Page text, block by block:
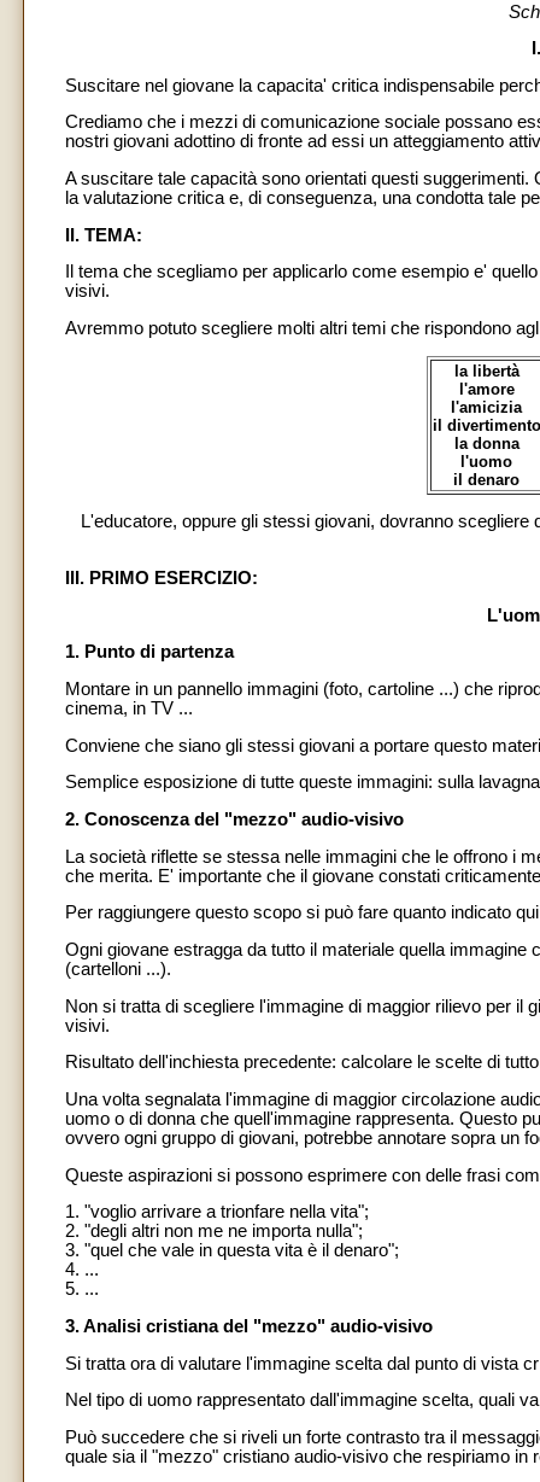
Suscitare nel giovane la capacita' critica indispensabile
Crediamo che i mezzi di comunicazione sociale possano
nostri giovani adottino di fronte ad essi un atteggiamento
A suscitare tale capacità sono orientati questi
la valutazione critica e, di conseguenza, una condotta tale
II. TEMA:
Il tema che scegliamo per applicarlo come esempio e'
visivi.
Avremmo potuto scegliere molti altri temi che rispondono
la libertà
l'amore
l'amicizia
il divertimento
la donna
l'uomo
il denaro
L'educatore, oppure gli stessi giovani, dovranno
III. PRIMO ESERCIZIO:
1. Punto di partenza
Montare in un pannello immagini (foto, cartoline ...) che
cinema, in TV ...
Conviene che siano gli stessi giovani a portare questo
Semplice esposizione di tutte queste immagini: sulla
2. Conoscenza del "mezzo" audio-visivo
La società riflette se stessa nelle immagini che le offrono i
che merita. E' importante che il giovane constati
Per raggiungere questo scopo si può fare quanto indicato
Ogni giovane estragga da tutto il materiale quella
(cartelloni ...).
Non si tratta di scegliere l'immagine di maggior rilievo per il
visivi.
Risultato dell'inchiesta precedente: calcolare le scelte di
Una volta segnalata l'immagine di maggior circolazione
uomo o di donna che quell'immagine rappresenta. Questo
ovvero ogni gruppo di giovani, potrebbe annotare sopra un
Queste aspirazioni si possono esprimere con delle frasi
1. "voglio arrivare a trionfare nella vita";
2. "degli altri non me ne importa nulla";
3. "quel che vale in questa vita è il denaro";
4. ...
5. ...
3. Analisi cristiana del "mezzo" audio-visivo
Si tratta ora di valutare l'immagine scelta dal punto di vista
Nel tipo di uomo rappresentato dall'immagine scelta, quali
Può succedere che si riveli un forte contrasto tra il
quale sia il "mezzo" cristiano audio-visivo che respiriamo in